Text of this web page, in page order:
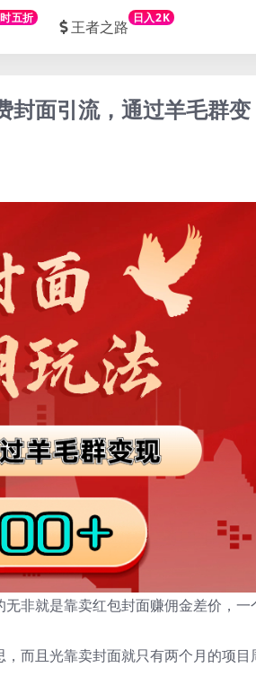
五折 王者之路 日入2K
封面引流，通过羊毛群变
非就是靠卖红包封面赚佣金差价，一
而且光靠卖封面就只有两个月的项目